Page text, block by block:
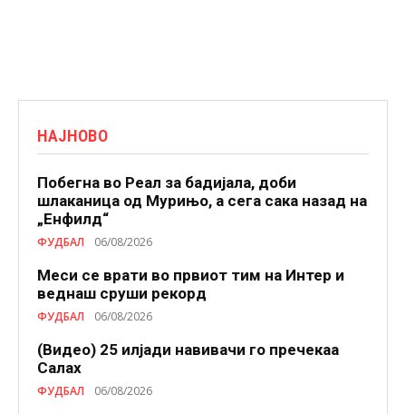
НАЈНОВО
Побегна во Реал за бадијала, доби
шлаканица од Мурињо, а сега сака назад на
„Енфилд“
ФУДБАЛ 06/08/2026
Меси се врати во првиот тим на Интер и
веднаш сруши рекорд
ФУДБАЛ 06/08/2026
(Видео) 25 илјади навивачи го пречекаа
Салах
ФУДБАЛ 06/08/2026